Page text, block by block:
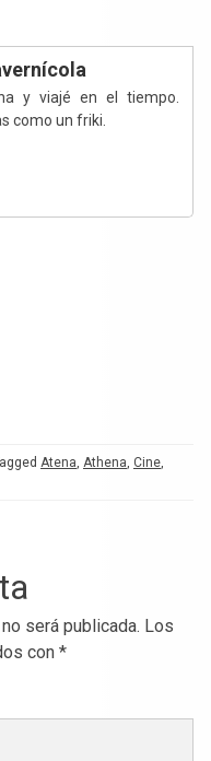
y viajé en el tiempo.
como un friki.
Atena, Athena, Cine,
será publicada. Los
con *